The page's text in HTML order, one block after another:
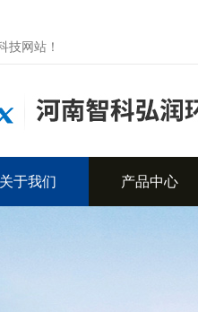
技网站！
关于我们 产品中心